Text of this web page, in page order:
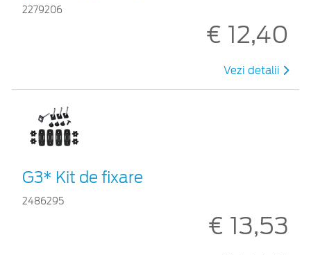
2279206
€ 12,40
Vezi detalii
G3* Kit de fixare
2486295
€ 13,53